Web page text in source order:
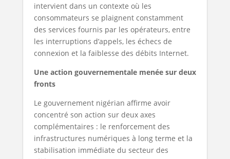
intervient dans un contexte où les
consommateurs se plaignent constamment
des services fournis par les opérateurs, entre
les interruptions d’appels, les échecs de
connexion et la faiblesse des débits Internet.
Une action gouvernementale menée sur deux
fronts
Le gouvernement nigérian affirme avoir
concentré son action sur deux axes
complémentaires : le renforcement des
infrastructures numériques à long terme et la
stabilisation immédiate du secteur des